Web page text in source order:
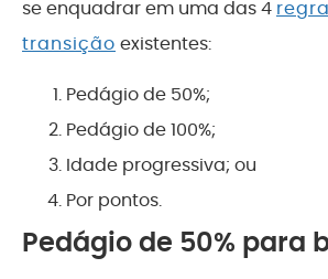
se enquadrar em uma das 4
transição existentes:
Pedágio de 50%;
Pedágio de 100%;
Idade progressiva; ou
Por pontos.
Pedágio de 50% para